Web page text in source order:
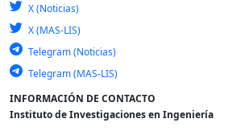
X (Noticias)
X (MAS-LIS)
Telegram (Noticias)
Telegram (MAS-LIS)
INFORMACIÓN DE CONTACTO
Instituto de Investigaciones en Ingeniería